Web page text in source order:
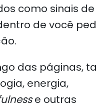
como sinais
de você
das páginas,
energia,
e outras